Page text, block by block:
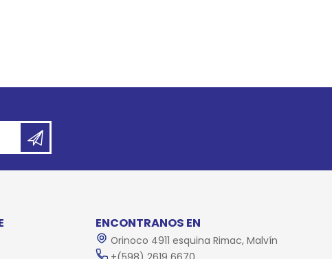
ENCONTRANOS EN
Orinoco 4911 esquina Rimac, Malvín